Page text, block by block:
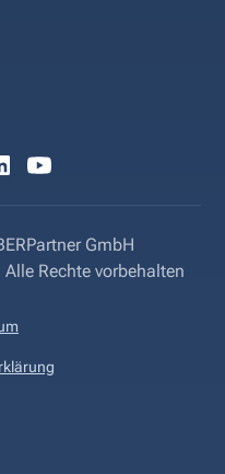
GmbH
Rechte vorbehalten